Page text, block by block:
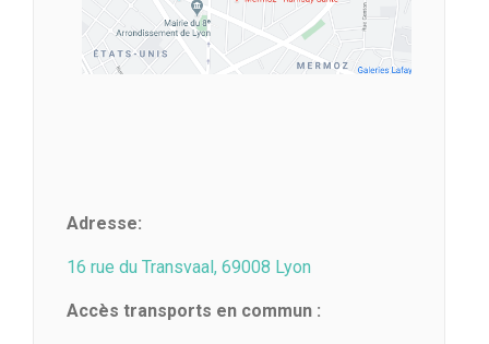
Adresse:
16 rue du Transvaal, 69008 Lyon
Accès transports en commun :